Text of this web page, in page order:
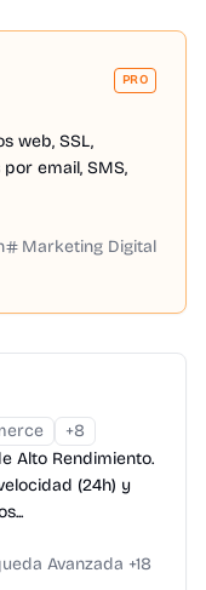
PRO
web, SSL,
email, SMS,
Marketing Digital
+8
Alto Rendimiento.
(24h) y
Avanzada +18